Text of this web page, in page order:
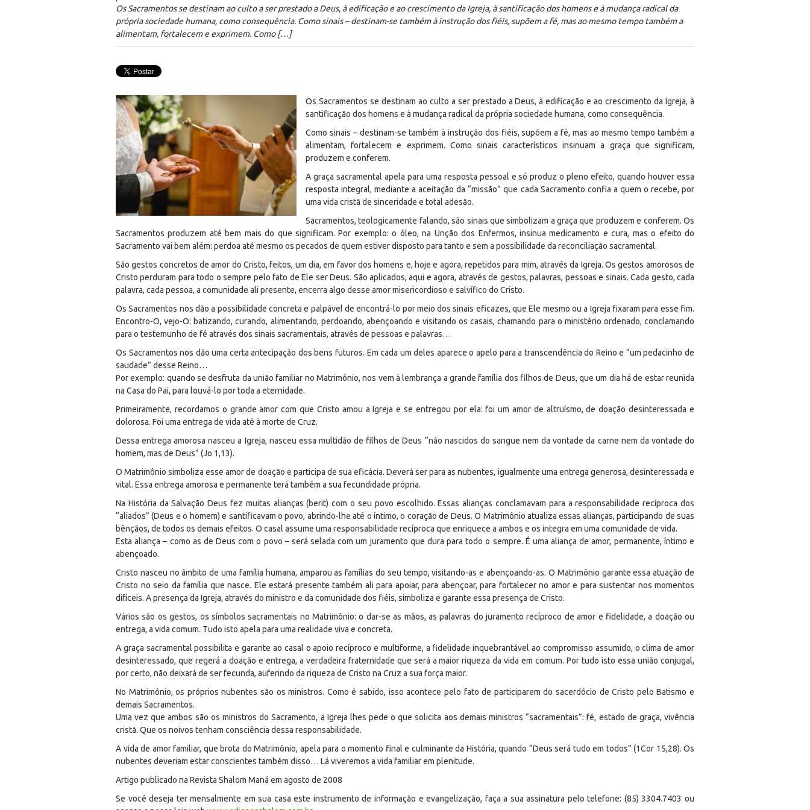
Os Sacramentos se destinam ao culto a ser prestado a Deus, à edificação e ao crescimento da Igreja, à santificação dos homens e à mudança radical da
própria sociedade humana, como consequência. Como sinais – destinam-se também à instrução dos fiéis, supõem a fé, mas ao mesmo tempo também a
alimentam, fortalecem e exprimem. Como […]
Os Sacramentos se destinam ao culto a ser prestado a Deus, à edificação e ao crescimento da Igreja, à
santificação dos homens e à mudança radical da própria sociedade humana, como consequência.
Como sinais – destinam-se também à instrução dos fiéis, supõem a fé, mas ao mesmo tempo também a
alimentam, fortalecem e exprimem. Como sinais característicos insinuam a graça que significam,
produzem e conferem.
A graça sacramental apela para uma resposta pessoal e só produz o pleno efeito, quando houver essa
resposta integral, mediante a aceitação da “missão” que cada Sacramento confia a quem o recebe, por
uma vida cristã de sinceridade e total adesão.
Sacramentos, teologicamente falando, são sinais que simbolizam a graça que produzem e conferem. Os
Sacramentos produzem até bem mais do que significam. Por exemplo: o óleo, na Unção dos Enfermos, insinua medicamento e cura, mas o efeito do
Sacramento vai bem além: perdoa até mesmo os pecados de quem estiver disposto para tanto e sem a possibilidade da reconciliação sacramental.
São gestos concretos de amor do Cristo, feitos, um dia, em favor dos homens e, hoje e agora, repetidos para mim, através da Igreja. Os gestos amorosos de
Cristo perduram para todo o sempre pelo fato de Ele ser Deus. São aplicados, aqui e agora, através de gestos, palavras, pessoas e sinais. Cada gesto, cada
palavra, cada pessoa, a comunidade ali presente, encerra algo desse amor misericordioso e salvífico do Cristo.
Os Sacramentos nos dão a possibilidade concreta e palpável de encontrá-lo por meio dos sinais eficazes, que Ele mesmo ou a Igreja fixaram para esse fim.
Encontro-O, vejo-O: batizando, curando, alimentando, perdoando, abençoando e visitando os casais, chamando para o ministério ordenado, conclamando
para o testemunho de fé através dos sinais sacramentais, através de pessoas e palavras…
Os Sacramentos nos dão uma certa antecipação dos bens futuros. Em cada um deles aparece o apelo para a transcendência do Reino e “um pedacinho de
saudade” desse Reino…
Por exemplo: quando se desfruta da união familiar no Matrimônio, nos vem à lembrança a grande família dos filhos de Deus, que um dia há de estar reunida
na Casa do Pai, para louvá-lo por toda a eternidade.
Primeiramente, recordamos o grande amor com que Cristo amou a Igreja e se entregou por ela: foi um amor de altruísmo, de doação desinteressada e
dolorosa. Foi uma entrega de vida até à morte de Cruz.
Dessa entrega amorosa nasceu a Igreja, nasceu essa multidão de filhos de Deus “não nascidos do sangue nem da vontade da carne nem da vontade do
homem, mas de Deus” (Jo 1,13).
O Matrimônio simboliza esse amor de doação e participa de sua eficácia. Deverá ser para as nubentes, igualmente uma entrega generosa, desinteressada e
vital. Essa entrega amorosa e permanente terá também a sua fecundidade própria.
Na História da Salvação Deus fez muitas alianças (berit) com o seu povo escolhido. Essas alianças conclamavam para a responsabilidade recíproca dos
“aliados” (Deus e o homem) e santificavam o povo, abrindo-lhe até o íntimo, o coração de Deus. O Matrimônio atualiza essas alianças, participando de suas
bênçãos, de todos os demais efeitos. O casal assume uma responsabilidade recíproca que enriquece a ambos e os integra em uma comunidade de vida.
Esta aliança – como as de Deus com o povo – será selada com um juramento que dura para todo o sempre. É uma aliança de amor, permanente, íntimo e
abençoado.
Cristo nasceu no âmbito de uma família humana, amparou as famílias do seu tempo, visitando-as e abençoando-as. O Matrimônio garante essa atuação de
Cristo no seio da família que nasce. Ele estará presente também ali para apoiar, para abençoar, para fortalecer no amor e para sustentar nos momentos
difíceis. A presença da Igreja, através do ministro e da comunidade dos fiéis, simboliza e garante essa presença de Cristo.
Vários são os gestos, os símbolos sacramentais no Matrimônio: o dar-se as mãos, as palavras do juramento recíproco de amor e fidelidade, a doação ou
entrega, a vida comum. Tudo isto apela para uma realidade viva e concreta.
A graça sacramental possibilita e garante ao casal o apoio recíproco e multiforme, a fidelidade inquebrantável ao compromisso assumido, o clima de amor
desinteressado, que regerá a doação e entrega, a verdadeira fraternidade que será a maior riqueza da vida em comum. Por tudo isto essa união conjugal,
por certo, não deixará de ser fecunda, auferindo da riqueza de Cristo na Cruz a sua força maior.
No Matrimônio, os próprios nubentes são os ministros. Como é sabido, isso acontece pelo fato de participarem do sacerdócio de Cristo pelo Batismo e
demais Sacramentos.
Uma vez que ambos são os ministros do Sacramento, a Igreja lhes pede o que solicita aos demais ministros “sacramentais”: fé, estado de graça, vivência
cristã. Que os noivos tenham consciência dessa responsabilidade.
A vida de amor familiar, que brota do Matrimônio, apela para o momento final e culminante da História, quando “Deus será tudo em todos” (1Cor 15,28). Os
nubentes deveriam estar conscientes também disso… Lá viveremos a vida familiar em plenitude.
Artigo publicado na Revista Shalom Maná em agosto de 2008
Se você deseja ter mensalmente em sua casa este instrumento de informação e evangelização, faça a sua assinatura pelo telefone: (85) 3304.7403 ou